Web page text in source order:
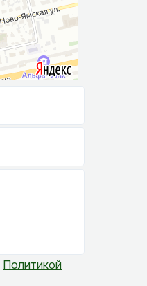
Политикой